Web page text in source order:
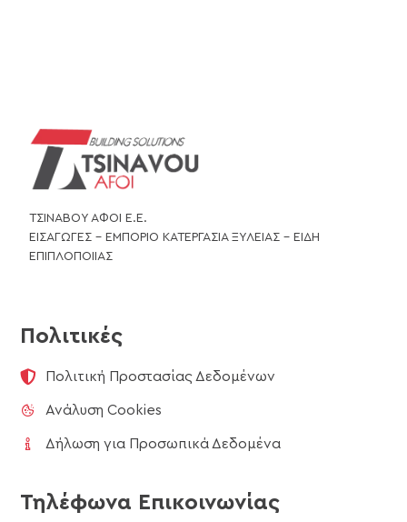
ΤΣΙΝΑΒΟΥ ΑΦΟΙ Ε.Ε.
ΕΙΣΑΓΩΓΕΣ – ΕΜΠΟΡΙΟ ΚΑΤΕΡΓΑΣΙΑ ΞΥΛΕΙΑΣ – ΕΙΔΗ
ΕΠΙΠΛΟΠΟΙΙΑΣ
Πολιτικές
Πολιτική Προστασίας Δεδομένων
Ανάλυση Cookies
Δήλωση για Προσωπικά Δεδομένα
Τηλέφωνα Επικοινωνίας